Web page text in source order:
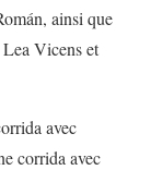
ainsi que
Vicens et
avec
corrida avec